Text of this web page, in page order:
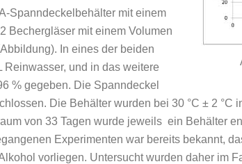
Spanndeckelbehälter mit einem
Bechergläser mit einem Volumen
In eines der beiden
Reinwasser, und in das weitere
% gegeben. Die Spanndeckel
Die Behälter wurden bei 30 °C ± 2 °C
von 33 Tagen wurde jeweils ein Behälter
Experimenten war bereits bekannt,
vorliegen. Untersucht wurden daher im